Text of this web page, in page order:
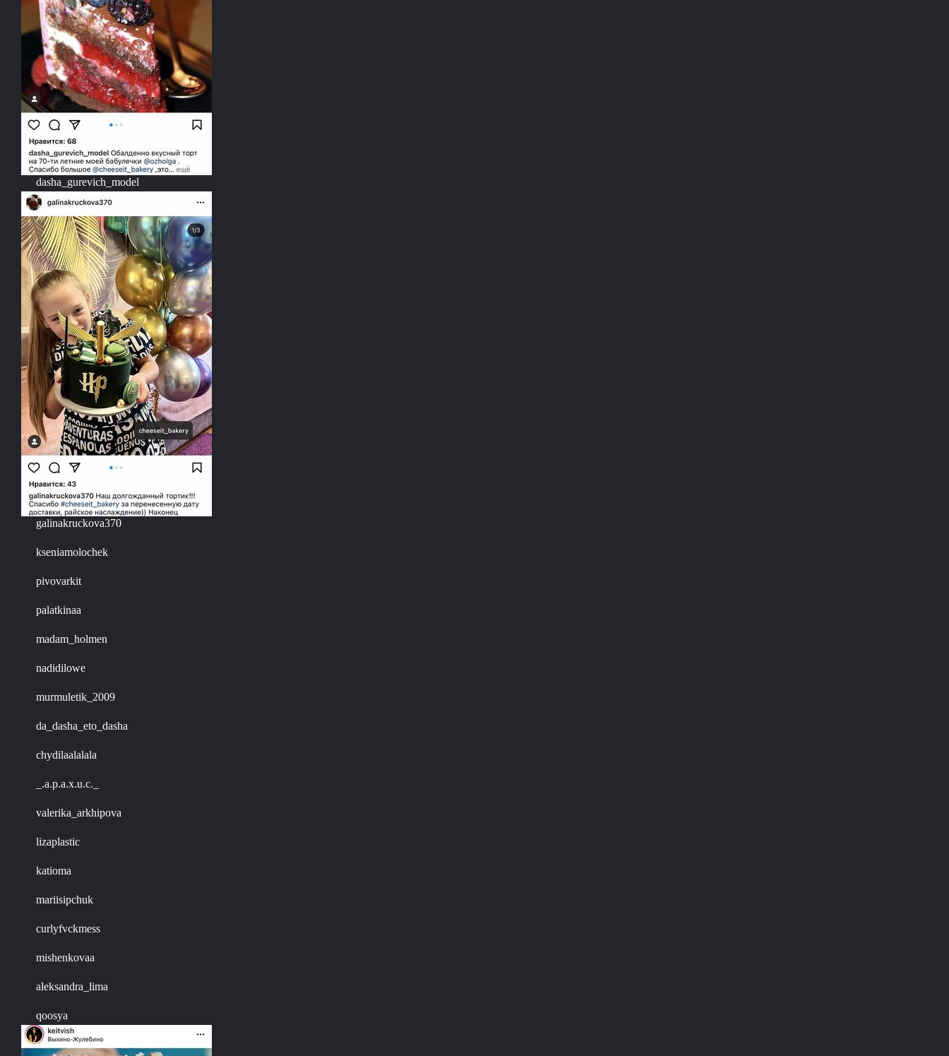
dasha_gurevich_model
galinakruckova370
kseniamolochek
pivovarkit
palatkinaa
madam_holmen
nadidilowe
murmuletik_2009
da_dasha_eto_dasha
chydilaalalala
_.a.p.a.x.u.c._
valerika_arkhipova
lizaplastic
katioma
mariisipchuk
curlyfvckmess
mishenkovaa
aleksandra_lima
qoosya